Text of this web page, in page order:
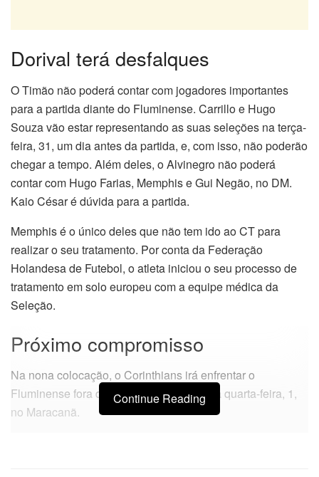
Dorival terá desfalques
O Timão não poderá contar com jogadores importantes
para a partida diante do Fluminense. Carrillo e Hugo
Souza vão estar representando as suas seleções na terça-
feira, 31, um dia antes da partida, e, com isso, não poderão
chegar a tempo. Além deles, o Alvinegro não poderá
contar com Hugo Farias, Memphis e Gui Negão, no DM.
Kaio César é dúvida para a partida.
Memphis é o único deles que não tem ido ao CT para
realizar o seu tratamento. Por conta da Federação
Holandesa de Futebol, o atleta iniciou o seu processo de
tratamento em solo europeu com a equipe médica da
Seleção.
Próximo compromisso
Na nona colocação, o Corinthians irá enfrentar o
Fluminense fora de casa, às 21h30, desta quarta-feira, 1,
no Maracanã.
Continue Reading